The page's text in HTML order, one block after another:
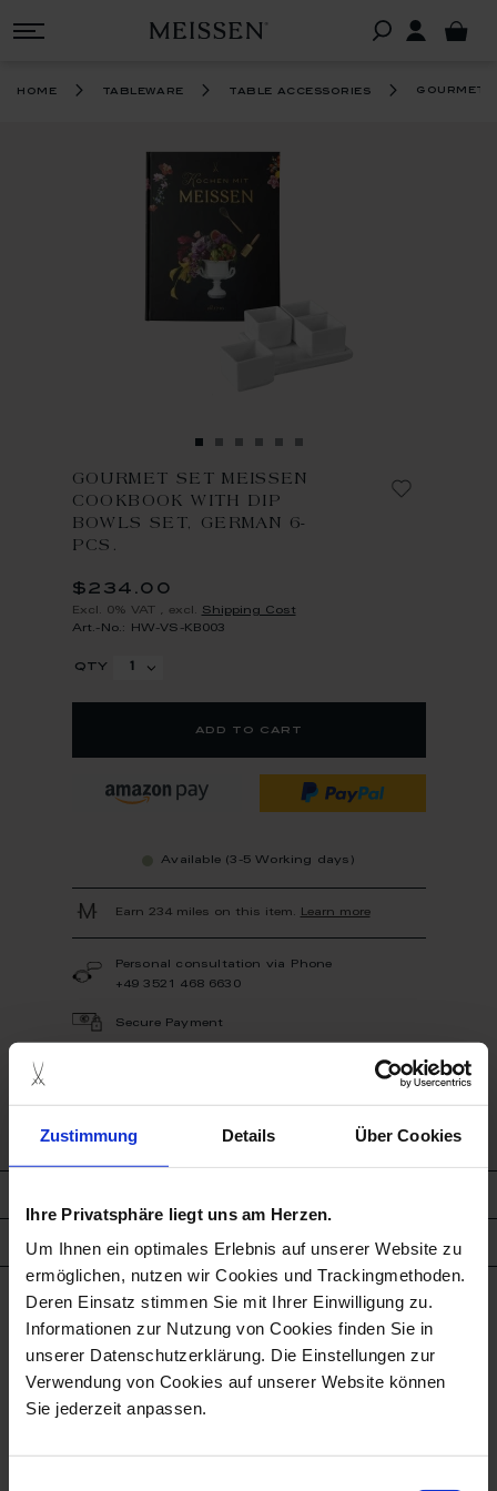
Zustimmung Details Über Cookies
Ihre Privatsphäre liegt uns am Herzen.
Um Ihnen ein optimales Erlebnis auf unserer Website zu
ermöglichen, nutzen wir Cookies und Trackingmethoden.
Deren Einsatz stimmen Sie mit Ihrer Einwilligung zu.
Informationen zur Nutzung von Cookies finden Sie in
unserer Datenschutzerklärung. Die Einstellungen zur
Verwendung von Cookies auf unserer Website können
Sie jederzeit anpassen.
home tableware table accessories gourmet
GOURMET SET MEISSEN
COOKBOOK WITH DIP
BOWLS SET, GERMAN 6-
PCS.
$234.00
Excl. 0% VAT excl. Shipping Cost
Art.-No.: HW-VS-KB003
qty
add to cart
Available (3-5 Working days)
Earn 234 miles on this item. Learn more
Personal consultation via Phone
+49 3521 468 6630
Secure Payment
product details
more products from the
cosmopolitan collection